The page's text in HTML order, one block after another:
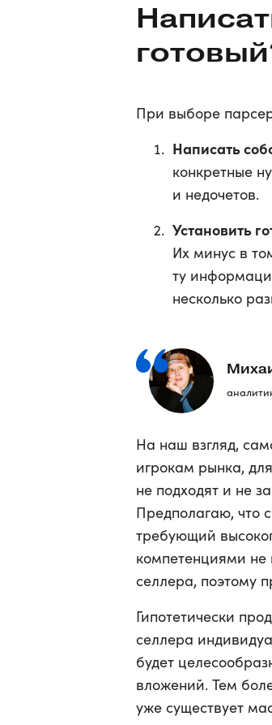
При выборе
Написать
конкретные
и недочетов.
Установить
Их минус в
ту
несколько
На наш взгляд,
игрокам рынка,
не подходят и не
Предполагаю, что
требующий
компетенциями не
селлера, поэтому
Гипотетически
селлера
будет
вложений. Тем
уже существует